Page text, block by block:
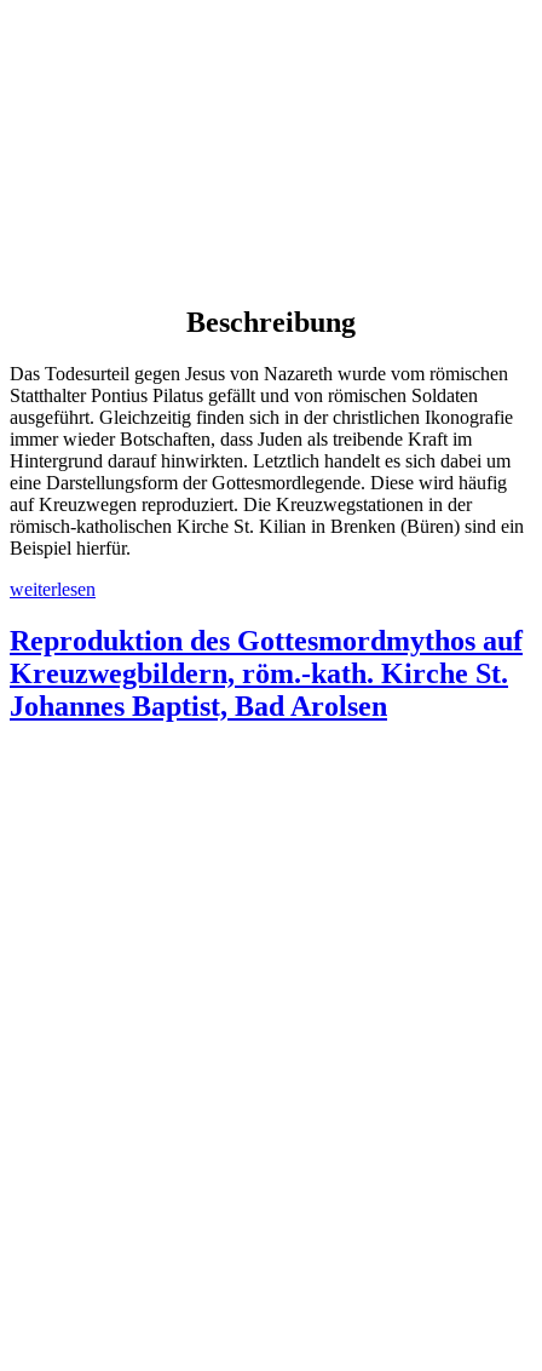
Beschreibung
Das Todesurteil gegen Jesus von Nazareth wurde vom römischen
Statthalter Pontius Pilatus gefällt und von römischen Soldaten
ausgeführt. Gleichzeitig finden sich in der christlichen Ikonografie
immer wieder Botschaften, dass Juden als treibende Kraft im
Hintergrund darauf hinwirkten. Letztlich handelt es sich dabei um
eine Darstellungsform der Gottesmordlegende. Diese wird häufig
auf Kreuzwegen reproduziert. Die Kreuzwegstationen in der
römisch-katholischen Kirche St. Kilian in Brenken (Büren) sind ein
Beispiel hierfür.
„Reproduktion
Mythen
in
Kreuzwegreliefs,
St.
Kilian,
weiterlesen
Reproduktion des Gottesmordmythos auf
Kreuzwegbildern, röm.-kath. Kirche St.
Johannes Baptist, Bad Arolsen